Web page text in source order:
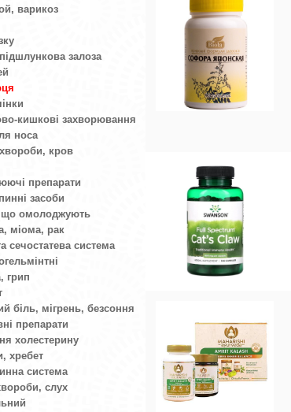
варикоз
залоза
кишкові захворювання
носа
кров
препарати
засоби
що омолоджують
міома, рак
сечостатева система
грип
біль, мігрень, безсоння
препарати
холестерину
хребет
система
слух